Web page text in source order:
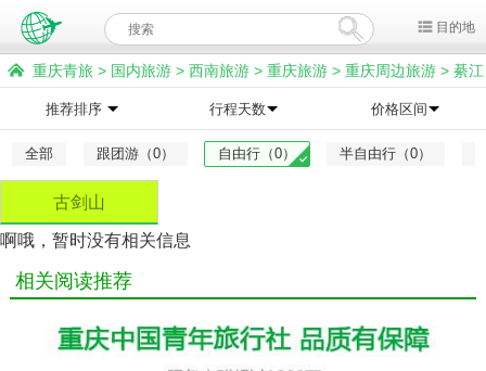
目的地
重庆青旅 > 国内旅游 > 西南旅游 > 重庆旅游 > 重庆周边旅游 > 綦江
旅游 > 古剑山旅游
推荐排序 行程天数 价格区间
全部 跟团游（0） 自由行（0） 半自由行（0）
古剑山
啊哦，暂时没有相关信息
相关阅读推荐